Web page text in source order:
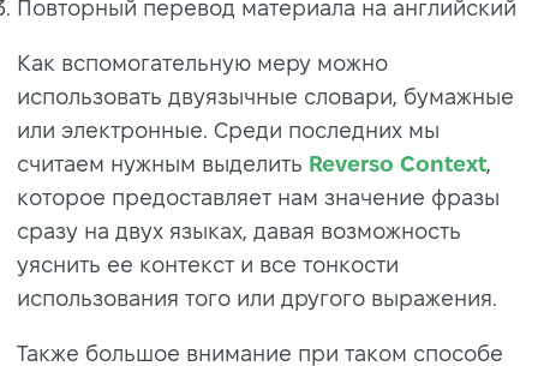
Повторный перевод материала на английский
Как вспомогательную меру можно
использовать двуязычные словари, бумажные
или электронные. Среди последних мы
считаем нужным выделить Reverso Context
которое предоставляет нам значение фразы
сразу на двух языках, давая возможность
уяснить ее контекст и все тонкости
использования того или другого выражения.
Также большое внимание при таком способе